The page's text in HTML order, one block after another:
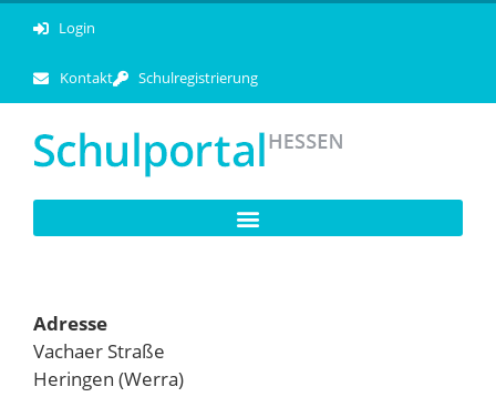
Login
Kontakt Schulregistrierung
Adresse
Vachaer Straße
Heringen (Werra)